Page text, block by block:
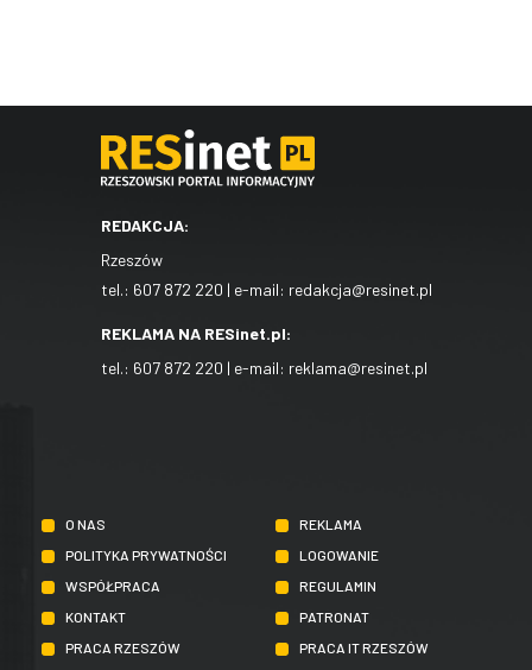
REDAKCJA:
Rzeszów
tel.: 607 872 220 | e-mail: redakcja@resinet.pl
REKLAMA NA RESinet.pl:
tel.: 607 872 220 | e-mail: reklama@resinet.pl
O NAS
REKLAMA
POLITYKA PRYWATNOŚCI
LOGOWANIE
WSPÓŁPRACA
REGULAMIN
KONTAKT
PATRONAT
PRACA RZESZÓW
PRACA IT RZESZÓW